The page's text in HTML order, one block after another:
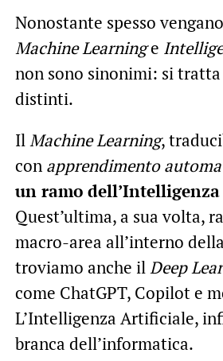
Nonostante spesso
Machine Learninge
non sono sinonimi: si
distinti.
IlMachine Learning,
con apprendimento
un ramo
Quest’ultima, a sua volta,
macro-area all’interno
troviamo anche ilDeep
come ChatGPT, Copilot e
L’Intelligenza Artificiale,
branca dell’informatica.